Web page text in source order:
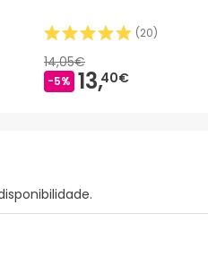
(20)
14,05€
-5% 13,40€